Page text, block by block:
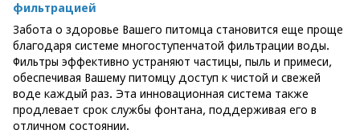
фильтрацией
Забота о здоровье Вашего питомца становится еще проще
благодаря системе многоступенчатой фильтрации воды.
Фильтры эффективно устраняют частицы, пыль и примеси,
обеспечивая Вашему питомцу доступ к чистой и свежей
воде каждый раз. Эта инновационная система также
продлевает срок службы фонтана, поддерживая его в
отличном состоянии.